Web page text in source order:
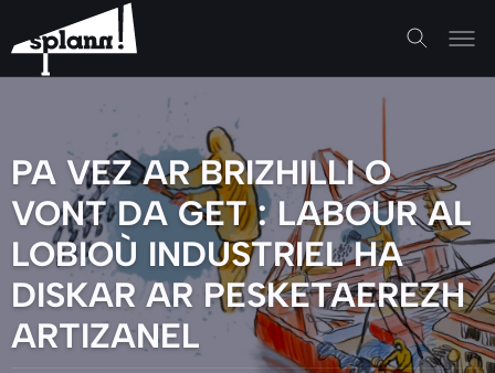
PA VEZ AR BRIZHILLI O
VONT DA GET : LABOUR AL
LOBIOÙ INDUSTRIEL HA
DISKAR AR PESKETAEREZH
ARTIZANEL